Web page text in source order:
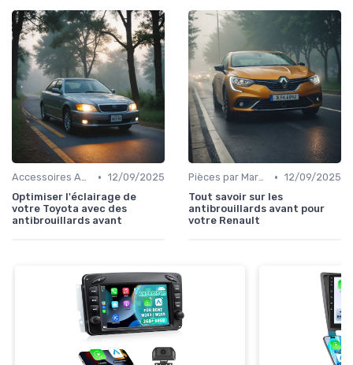
Accessoires Auto • 12/09/2025
Optimiser l'éclairage de
votre Toyota avec des
antibrouillards avant
Pièces par Marque de Voiture • 12/09/2025
Tout savoir sur les
antibrouillards avant pour
votre Renault